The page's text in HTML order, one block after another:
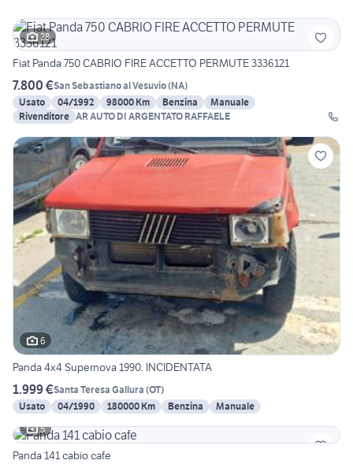
28
Fiat Panda 750 CABRIO FIRE ACCETTO PERMUTE 3336121
7.800 €San Sebastiano al Vesuvio(NA)
Usato
04/1992 98000 Km Benzina
Manuale
Rivenditore AR AUTO DI ARGENTATO RAFFAELE
6
Panda 4x4 Supernova 1990. INCIDENTATA
1.999 €Santa Teresa Gallura (OT)
Usato
04/1990 180000 Km Benzina
Manuale
5
Panda 141 cabio cafe